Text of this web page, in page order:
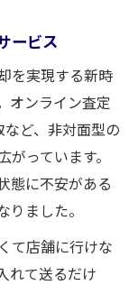
ービス
を実現する新時
オンライン査定
など、非対面型の
っています。
態に不安がある
ました。
て店舗に行けな
れて送るだけ